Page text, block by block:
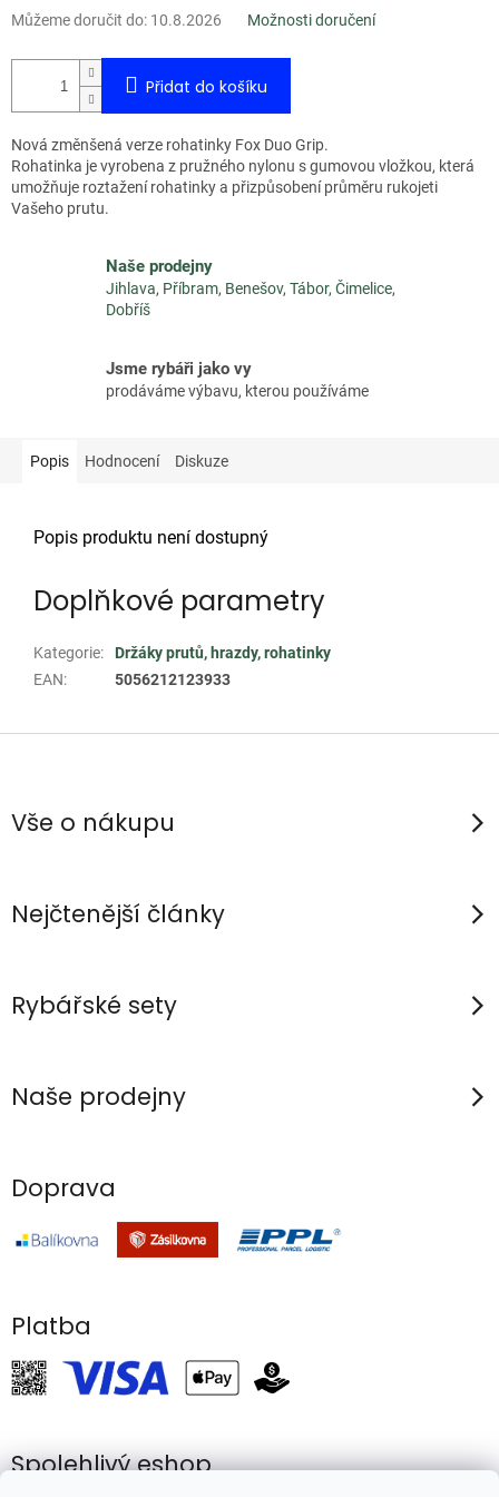
Můžeme doručit do: 10.8.2026 Možnosti doručení
Přidat do košíku
Nová změnšená verze rohatinky Fox Duo Grip.
Rohatinka je vyrobena z pružného nylonu s gumovou vložkou, která
umožňuje roztažení rohatinky a přizpůsobení průměru rukojeti
Vašeho prutu.
Naše prodejny
Jihlava, Příbram, Benešov, Tábor, Čimelice,
Dobříš
Jsme rybáři jako vy
prodáváme výbavu, kterou používáme
Popis Hodnocení Diskuze
Popis produktu není dostupný
Doplňkové parametry
Kategorie:
Držáky prutů, hrazdy, rohatinky
EAN: 5056212123933
Z
pVše o nákupu
Nejčtenější články
Rybářské sety
Naše prodejny
Doprava
Platba
Spolehlivý eshop